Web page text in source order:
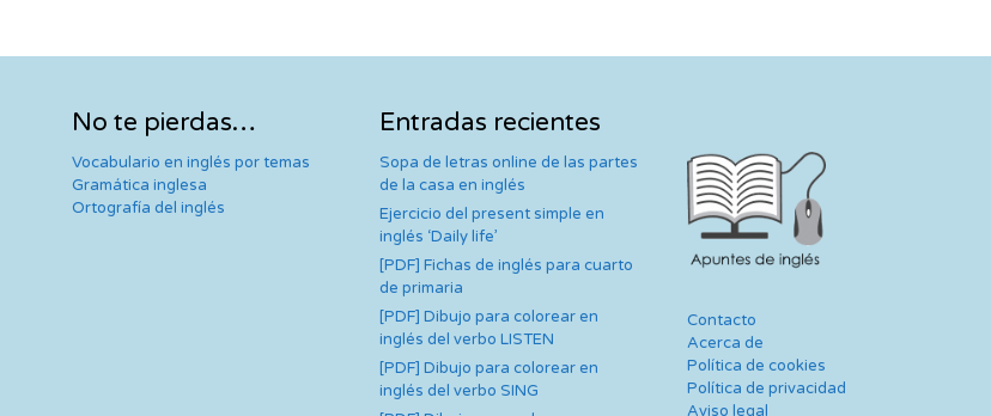
No te pierdas…
Vocabulario en inglés por temas
Gramática inglesa
Ortografía del inglés
Entradas recientes
Sopa de letras online de las partes
de la casa en inglés
Ejercicio del present simple en
inglés ‘Daily life’
[PDF] Fichas de inglés para cuarto
de primaria
[PDF] Dibujo para colorear en
inglés del verbo LISTEN
[PDF] Dibujo para colorear en
inglés del verbo SING
Contacto
Acerca de
Política de cookies
Política de privacidad
Aviso legal